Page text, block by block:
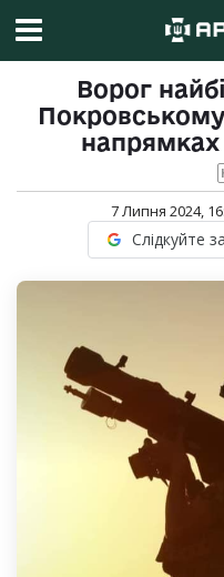
Ворог
7 Липня 2024,
Слідкуйте